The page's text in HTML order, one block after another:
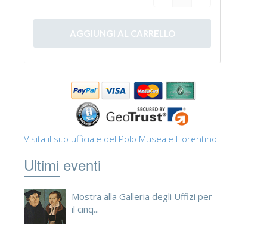
Visita il sito ufficiale del Polo Museale Fiorentino.
Ultimi eventi
Mostra alla Galleria degli Uffizi per
il cinq...